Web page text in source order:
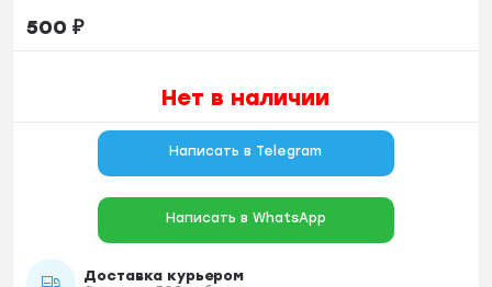
500 ₽
Нет в наличии
Написать в Telegram
Написать в WhatsApp
Доставка курьером